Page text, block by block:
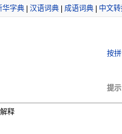
华字典 汉语词典 成语词典 中文
按
提示
释